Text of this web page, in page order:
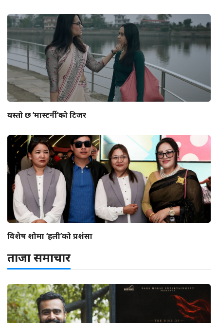
यस्तो छ ‘मास्टर्नी’को टिजर
विशेष शोमा ‘हली’को प्रशंसा
ताजा समाचार